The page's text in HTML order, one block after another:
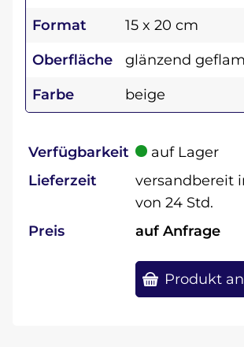
Format
15 x 20 cm
Oberfläche
glänzend
Farbe
beige
Verfügbarkeit
auf Lager
Lieferzeit
versandbereit
von 24 Std.
Preis
auf Anfrage
Produkt